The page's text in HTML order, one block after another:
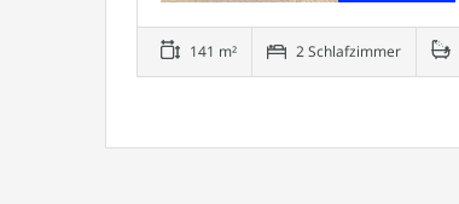
141 m² 2 Schlafzimmer